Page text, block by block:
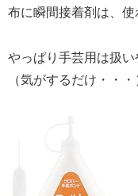
布に瞬間接着剤は、使
やっぱり手芸用は扱い
（気がするだけ・・・